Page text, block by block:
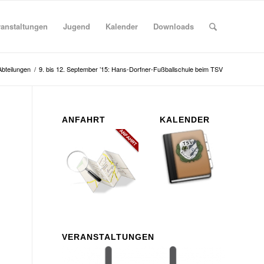
Jugend Kalender Downloads
/ 9. bis 12. September ’15: Hans-Dorfner-Fußballschule beim TSV
ANFAHRT KALENDER
VERANSTALTUNGEN